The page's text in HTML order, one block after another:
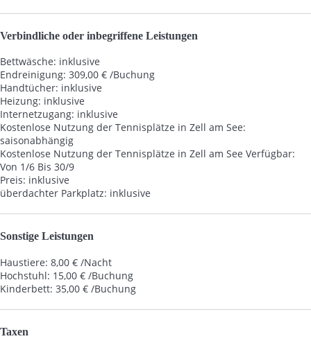
Verbindliche oder inbegriffene Leistungen
Bettwäsche: inklusive
Endreinigung: 309,00 € /Buchung
Handtücher: inklusive
Heizung: inklusive
Internetzugang: inklusive
Kostenlose Nutzung der Tennisplätze in Zell am See:
saisonabhängig
Kostenlose Nutzung der Tennisplätze in Zell am See Verfügbar:
Von 1/6 Bis 30/9
Preis: inklusive
überdachter Parkplatz: inklusive
Sonstige Leistungen
Haustiere: 8,00 € /Nacht
Hochstuhl: 15,00 € /Buchung
Kinderbett: 35,00 € /Buchung
Taxen